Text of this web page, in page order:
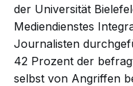
der Universität
Mediendienstes
Journalisten
42 Prozent der
selbst von Angriffen